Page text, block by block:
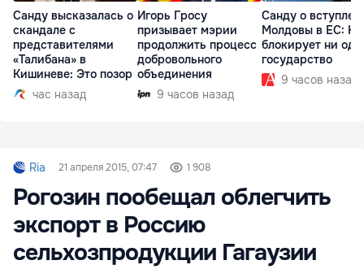
Санду высказалась о
скандале с
представителями
«Талибана» в
Кишиневе: Это позор
час назад
Игорь Гросу
призывает мэрии
продолжить процесс
добровольного
объединения
9 часов назад
Санду о
Молдовы в ЕС:
блокирует ни
государство
9 часов назад
Ria 21 апреля 2015, 07:47 1 908
Рогозин пообещал облегчить
экспорт в Россию
сельхозпродукции Гагаузии